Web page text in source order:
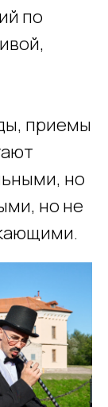
по
приемы
но
но не